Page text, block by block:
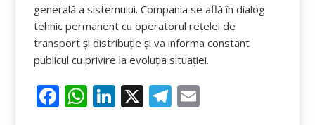
generală a sistemului. Compania se află în dialog
tehnic permanent cu operatorul rețelei de
transport și distribuție și va informa constant
publicul cu privire la evoluția situației.
F W Li X T